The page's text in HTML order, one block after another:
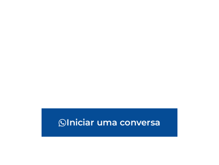
Iniciar uma conversa